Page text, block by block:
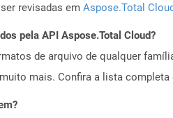
revisadas em Aspose.Total
pela API Aspose.Total Cloud?
de arquivo de qualquer
muito mais. Confira a lista completa